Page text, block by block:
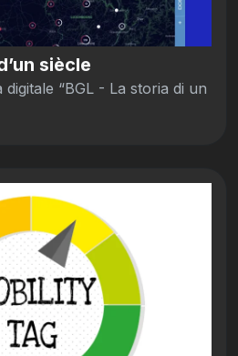
siècle
“BGL - La storia di un